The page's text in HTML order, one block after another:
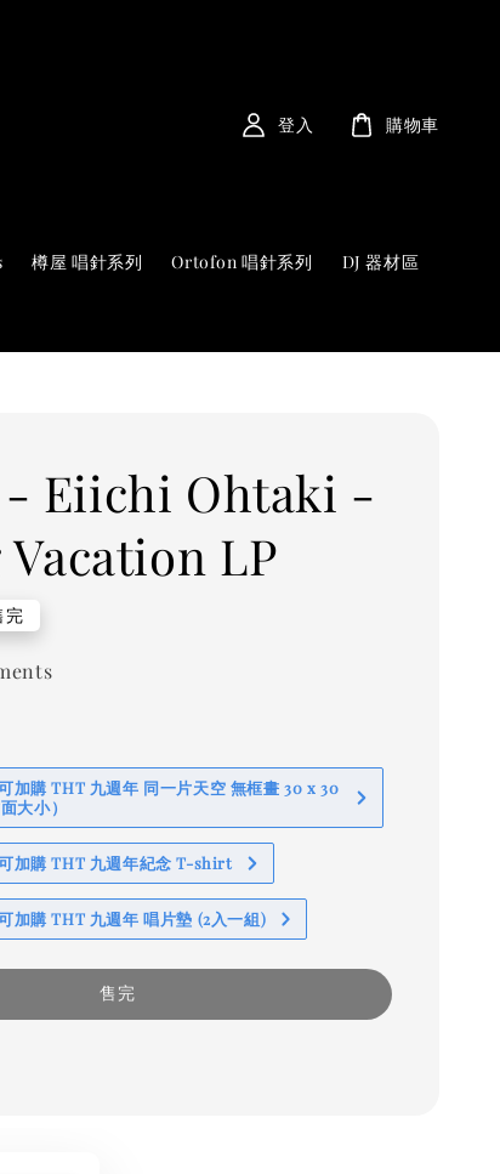
樽屋 唱針系列 Ortofon 唱針系列 DJ 器材區
登入 購物車
- Eiichi Ohtaki -
LP
完
加購 THT 九週年 同一片天空 無框畫 30 x 30
大小）
加購 THT 九週年紀念 T-shirt
加購 THT 九週年 唱片墊 (2入一組)
售完